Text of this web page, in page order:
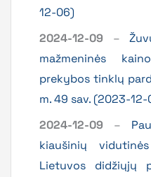
12-06)
2024-12-09 –
mažmeninės
prekybos tinklų
m. 49 sav. (2023-
2024-12-09 –
kiaušinių
Lietuvos didžiųjų